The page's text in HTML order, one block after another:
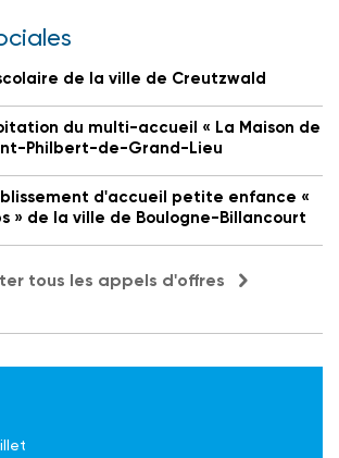
de la ville de Creutzwald
du multi-accueil « La Maison de
Philbert-de-Grand-Lieu
d'accueil petite enfance «
» de la ville de Boulogne-Billancourt
tous les appels d'offres